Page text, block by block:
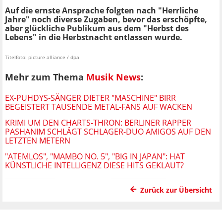
Auf die ernste Ansprache folgten nach "Herrliche
Jahre" noch diverse Zugaben, bevor das erschöpfte,
aber glückliche Publikum aus dem "Herbst des
Lebens" in die Herbstnacht entlassen wurde.
Titelfoto: picture alliance / dpa
Mehr zum Thema Musik News:
EX-PUHDYS-SÄNGER DIETER "MASCHINE" BIRR
BEGEISTERT TAUSENDE METAL-FANS AUF WACKEN
KRIMI UM DEN CHARTS-THRON: BERLINER RAPPER
PASHANIM SCHLÄGT SCHLAGER-DUO AMIGOS AUF DEN
LETZTEN METERN
"ATEMLOS", "MAMBO NO. 5", "BIG IN JAPAN": HAT
KÜNSTLICHE INTELLIGENZ DIESE HITS GEKLAUT?
Zurück zur Übersicht